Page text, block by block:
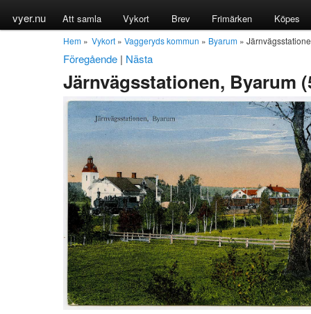
vyer.nu Att samla Vykort Brev Frimärken Köpes
Hem » Vykort » Vaggeryds kommun » Byarum »
Föregående | Nästa
Järnvägsstationen, Byarum